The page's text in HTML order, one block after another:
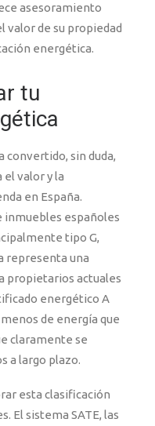
asesoramiento
valor de su propiedad
energética.
tu
convertido, sin duda,
valor y la
en España.
inmuebles españoles
tipo G,
representa una
propietarios actuales
energético A
de energía que
claramente se
a largo plazo.
esta clasificación
El sistema SATE, las